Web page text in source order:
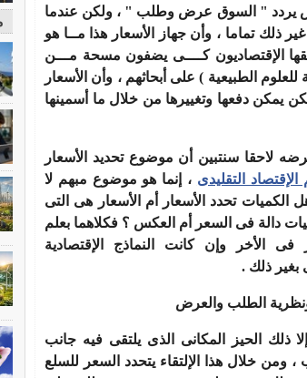
يردد " السوق عرض وطلب " ، ولكن عندما
ذلك تماما ، وأن جهاز الأسعار هذا مــا هو
الإقتصاديون كــــى يضفون مسحة مـــن
للعلوم الطبيعية ) على أبحاثهم ، وأن الأسعار
يمكن دفعها وتغييرها من خلال ما أسمينها
لاحقا سنتبين أن موضوع تحديد الأسعار
الإقتصاد التقليدى ، إنما هو موضوع مبهم لا
تحدد الأسعار أم الأسعار هى التى
دالة فى السعر أم العكس ؟ فكلاهما بعلم
فى الأخر وإن كانت النماذج الإقتصادية
بغير ذلك .
ونظرية الطلب والعرض
ذلك الحيز المكانى الذى يلتقى فيه جانب
ومن خلال هذا الإلتقاء يتحدد السعر للسلع